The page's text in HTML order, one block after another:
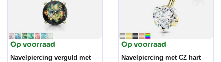
Op voorraad
Navelpiercing verguld met
Op voorraad
Navelpiercing met CZ hart